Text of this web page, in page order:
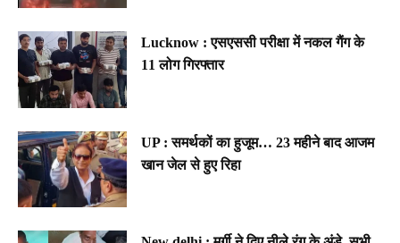
Lucknow : एसएससी परीक्षा में नकल गैंग के
11 लोग गिरफ्तार
UP : समर्थकों का हुजूम… 23 महीने बाद आजम
खान जेल से हुए रिहा